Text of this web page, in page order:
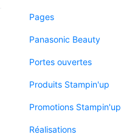
Pages
Panasonic Beauty
Portes ouvertes
Produits Stampin'up
Promotions Stampin'up
Réalisations